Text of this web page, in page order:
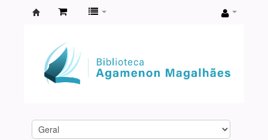
Agamenon
Magalhães